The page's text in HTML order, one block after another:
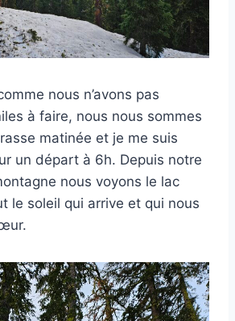
nous n’avons pas
à faire, nous nous sommes
matinée et je me suis
un départ à 6h. Depuis notre
nous voyons le lac
le soleil qui arrive et qui nous